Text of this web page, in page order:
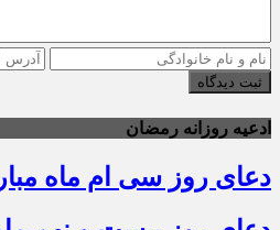
ثبت دیدگاه
ادعیه روزانه رمضان
دعای روز سی ام ماه